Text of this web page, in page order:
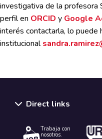
investigativa de la profesora
perfil en ORCID y Google
interés contactarla, lo puede
institucional
Direct links
Trabaja con
nosotros.